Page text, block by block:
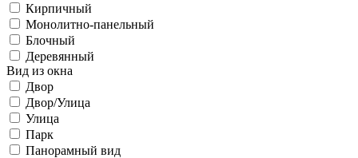
Кирпичный
Монолитно-панельный
Блочный
Деревянный
Вид из окна
Двор
Двор/Улица
Улица
Парк
Панорамный вид